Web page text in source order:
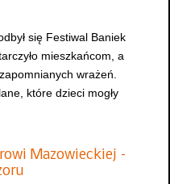
się Festiwal Baniek
mieszkańcom, a
wrażeń.
które dzieci mogły
Mazowieckiej –